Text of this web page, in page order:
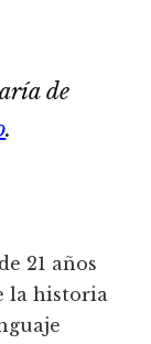
de
.
21 años
la historia